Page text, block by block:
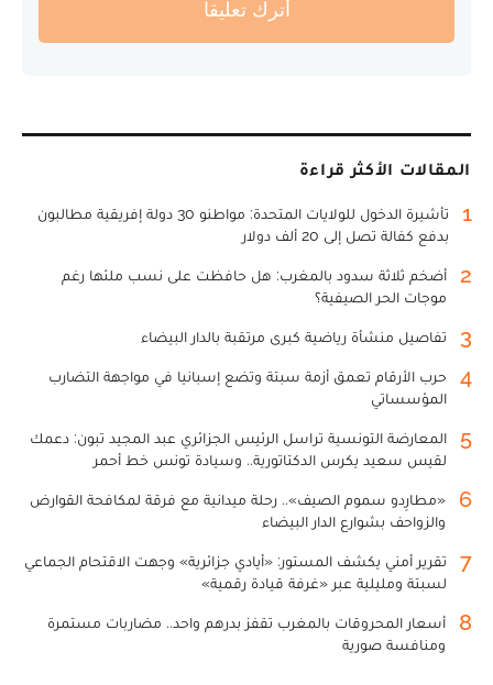
أترك تعليقا
المقالات الأكثر قراءة
1
تأشيرة الدخول للولايات المتحدة: مواطنو 30 دولة إفريقية مطالبون
بدفع كفالة تصل إلى 20 ألف دولار
2
أضخم ثلاثة سدود بالمغرب: هل حافظت على نسب ملئها رغم
موجات الحر الصيفية؟
3 تفاصيل منشأة رياضية كبرى مرتقبة بالدار البيضاء
4
حرب الأرقام تعمق أزمة سبتة وتضع إسبانيا في مواجهة التضارب
المؤسساتي
5
المعارضة التونسية تراسل الرئيس الجزائري عبد المجيد تبون: دعمك
لقيس سعيد يكرس الدكتاتورية.. وسيادة تونس خط أحمر
6
«مطارِدو سموم الصيف».. رحلة ميدانية مع فرقة لمكافحة القوارض
والزواحف بشوارع الدار البيضاء
7
تقرير أمني يكشف المستور: «أيادي جزائرية» وجهت الاقتحام الجماعي
لسبتة ومليلية عبر «غرفة قيادة رقمية»
8
أسعار المحروقات بالمغرب تقفز بدرهم واحد.. مضاربات مستمرة
ومنافسة صورية